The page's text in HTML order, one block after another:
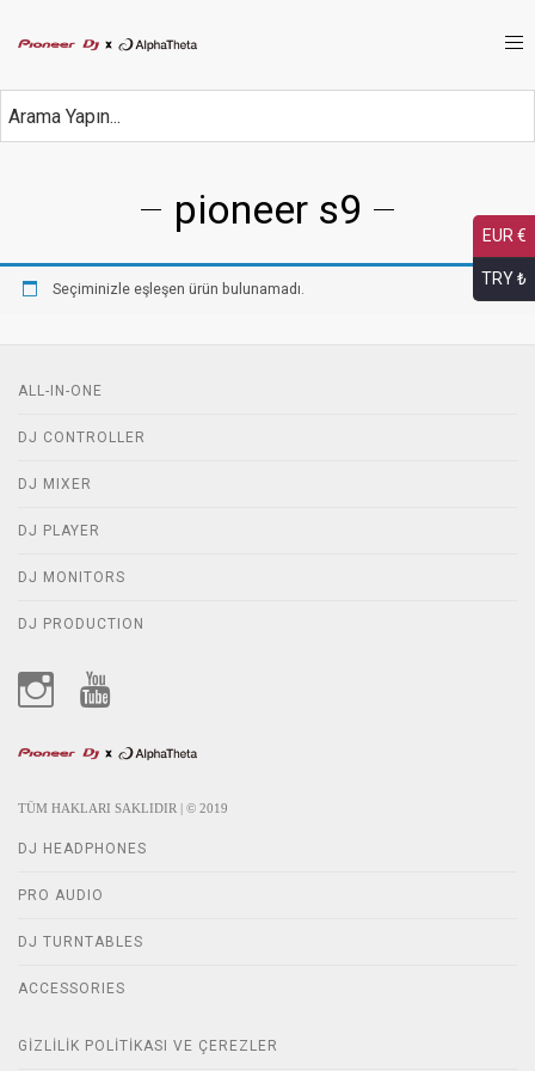
pioneer s9
Seçiminizle eşleşen ürün bulunamadı.
TÜM HAKLARI SAKLIDIR | © 2019
ALL-IN-ONE
DJ CONTROLLER
DJ MIXER
DJ PLAYER
DJ MONITORS
DJ PRODUCTION
DJ HEADPHONES
PRO AUDIO
DJ TURNTABLES
ACCESSORIES
GIZLILIK POLITIKASI VE ÇEREZLER
EUR €
TRY ₺